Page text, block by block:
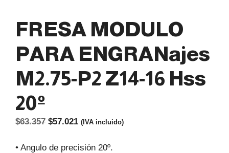
FRESA MODULO
PARA ENGRANajes
M2.75-P2 Z14-16 Hss
20º
$63.357 El
original
$57.021El
actual
(IVA incluido)
• Angulo de precisión 20º.